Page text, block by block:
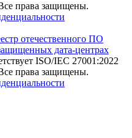
права защищены.
отечественного ПО
дата-центрах
ISO/IEC 27001:2022
права защищены.